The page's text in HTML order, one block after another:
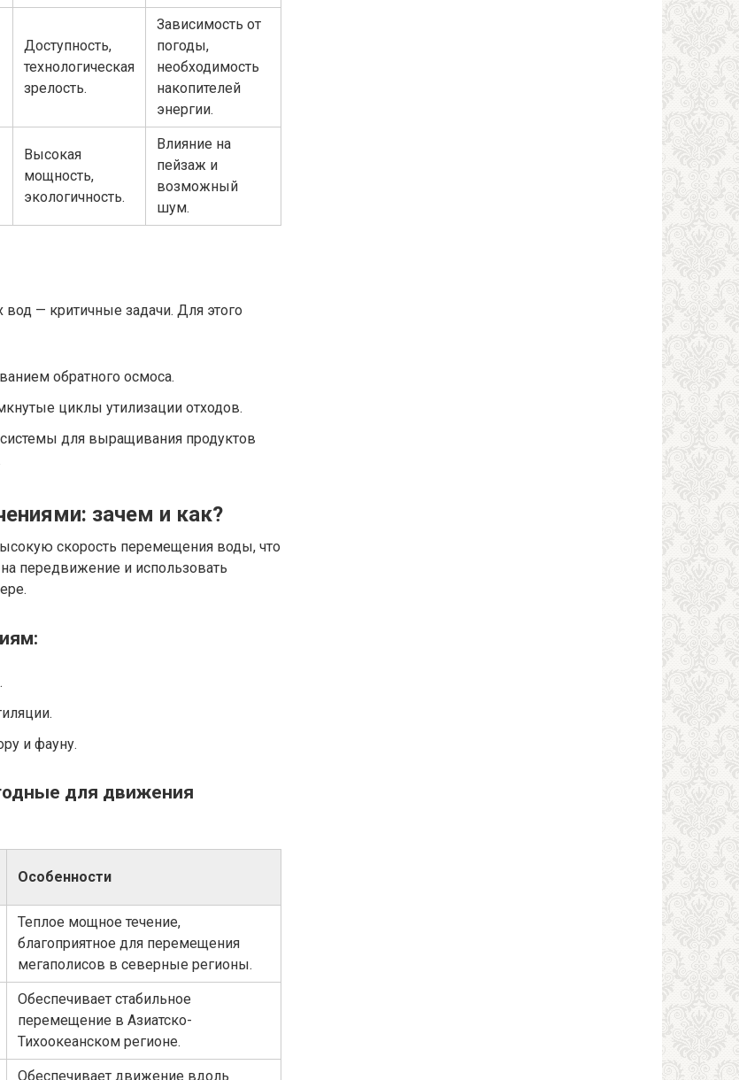
Доступность,
технологическая
зрелость.
Зависимость от
погоды,
необходимость
накопителей
энергии.
Высокая
мощность,
экологичность.
Влияние на
пейзаж и
возможный
шум.
— критичные задачи. Для этого
обратного осмоса.
циклы утилизации отходов.
для выращивания продуктов
зачем и как?
скорость перемещения воды, что
передвижение и использовать
и фауну.
для движения
Особенности
Теплое мощное течение,
благоприятное для перемещения
мегаполисов в северные регионы.
Обеспечивает стабильное
перемещение в Азиатско-
Тихоокеанском регионе.
Обеспечивает движение вдоль